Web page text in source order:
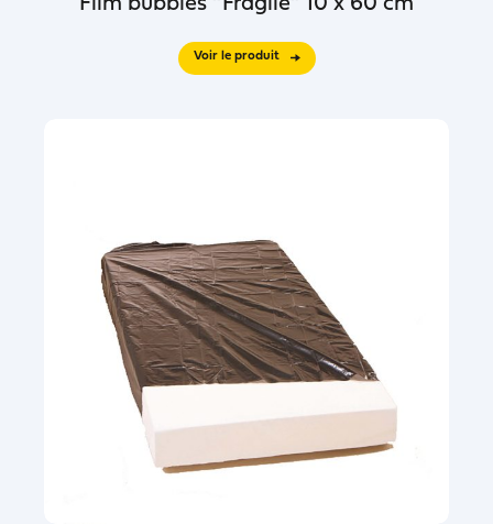
Film bubbles “Fragile” 10 x 60 cm
Voir le produit